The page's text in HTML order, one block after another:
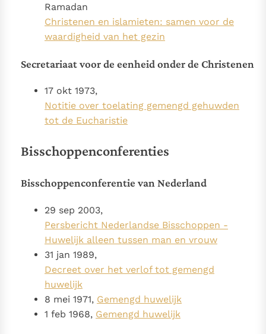
Ramadan
Christenen en islamieten: samen voor de
waardigheid van het gezin
Secretariaat voor de eenheid onder de Christenen
17 okt 1973,
Notitie over toelating gemengd gehuwden
tot de Eucharistie
Bisschoppenconferenties
Bisschoppenconferentie van Nederland
29 sep 2003,
Persbericht Nederlandse Bisschoppen -
Huwelijk alleen tussen man en vrouw
31 jan 1989,
Decreet over het verlof tot gemengd
huwelijk
8 mei 1971, Gemengd huwelijk
1 feb 1968, Gemengd huwelijk